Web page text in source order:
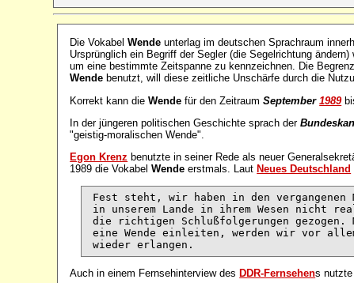
Die VokabelWende unterlag im deutschen Sprachraum
Ursprünglich ein Begriff der Segler (die Segelrichtung
um eine bestimmte Zeitspanne zu kennzeichnen. Die
Wende benutzt, will diese zeitliche Unschärfe durch die
Korrekt kann dieWende für den ZeitraumSeptember1989
In der jüngeren politischen Geschichte sprach der
"geistig-moralischen Wende".
Egon Krenz benutzte in seiner Rede als neuer
1989 die VokabelWende erstmals. Laut Neues Deutschland
Fest steht, wir haben in den
in unserem Lande in ihrem Wesen nicht
die richtigen Schlußfolgerungen gezogen.
eine Wende einleiten, werden wir vor
Auch in einem Fernsehinterview des DDR-Fernsehens nutzte